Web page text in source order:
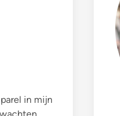
in mijn